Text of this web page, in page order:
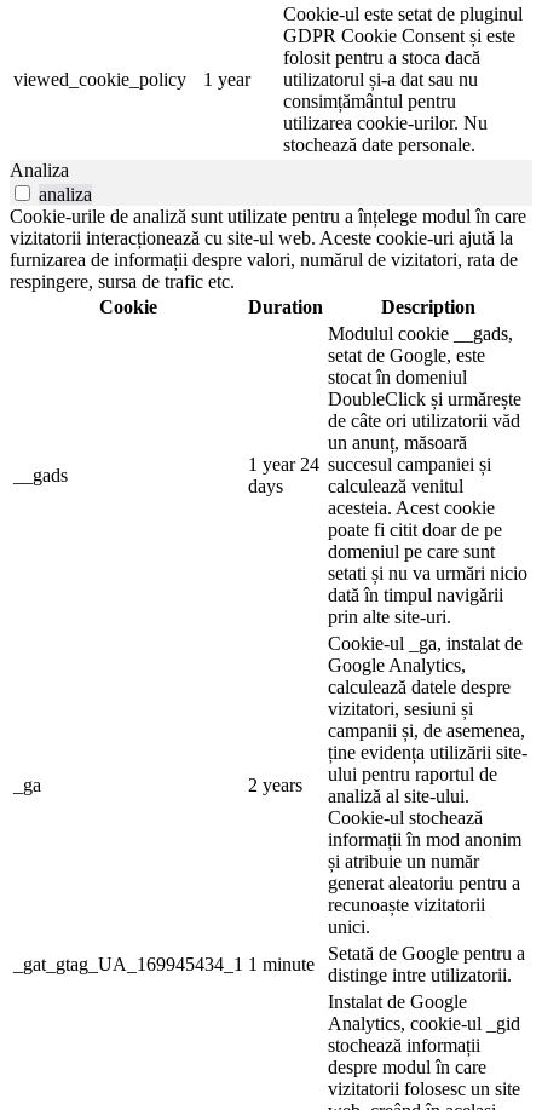
viewed_cookie_policy 1 year
Cookie-ul este setat de pluginul
GDPR Cookie Consent și este
folosit pentru a stoca dacă
utilizatorul și-a dat sau nu
consimțământul pentru
utilizarea cookie-urilor. Nu
stochează date personale.
Analiza
analiza
Cookie-urile de analiză sunt utilizate pentru a înțelege modul în care
vizitatorii interacționează cu site-ul web. Aceste cookie-uri ajută la
furnizarea de informații despre valori, numărul de vizitatori, rata de
respingere, sursa de trafic etc.
Cookie
Duration Description
__gads
1 year 24
days
Modulul cookie __gads,
setat de Google, este
stocat în domeniul
DoubleClick și urmărește
de câte ori utilizatorii văd
un anunț, măsoară
succesul campaniei și
calculează venitul
acesteia. Acest cookie
poate fi citit doar de pe
domeniul pe care sunt
setati și nu va urmări nicio
dată în timpul navigării
prin alte site-uri.
_ga 2 years
Cookie-ul _ga, instalat de
Google Analytics,
calculează datele despre
vizitatori, sesiuni și
campanii și, de asemenea,
ține evidența utilizării site-
ului pentru raportul de
analiză al site-ului.
Cookie-ul stochează
informații în mod anonim
și atribuie un număr
generat aleatoriu pentru a
recunoaște vizitatorii
unici.
_gat_gtag_UA_169945434_1 1 minute
Setată de Google pentru a
distinge intre utilizatorii.
Instalat de Google
Analytics, cookie-ul _gid
stochează informații
despre modul în care
vizitatorii folosesc un site